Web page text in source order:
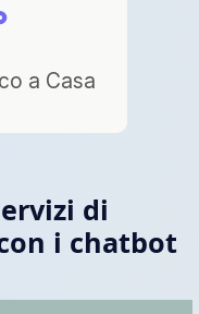
a Casa
di
i chatbot